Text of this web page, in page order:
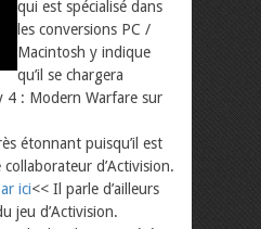
qui est spécialisé dans
les conversions PC /
Macintosh y indique
qu’il se chargera
4 : Modern Warfare sur
étonnant puisqu’il est
d’Activision.
ici<< Il parle d’ailleurs
jeu d’Activision.